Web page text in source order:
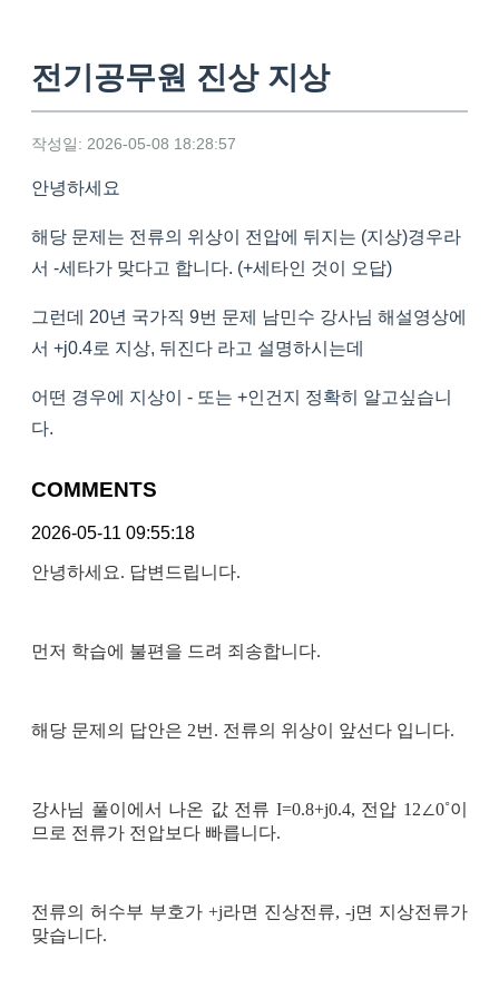
전기공무원 진상 지상
작성일: 2026-05-08 18:28:57
안녕하세요
해당 문제는 전류의 위상이 전압에 뒤지는 (지상)경우라
서 -세타가 맞다고 합니다. (+세타인 것이 오답)
그런데 20년 국가직 9번 문제 남민수 강사님 해설영상에
서 +j0.4로 지상, 뒤진다 라고 설명하시는데
어떤 경우에 지상이 - 또는 +인건지 정확히 알고싶습니
다.
COMMENTS
2026-05-11 09:55:18
안녕하세요. 답변드립니다.
먼저 학습에 불편을 드려 죄송합니다.
해당 문제의 답안은 2번. 전류의 위상이 앞선다 입니다.
강사님 풀이에서 나온 값 전류 I=0.8+j0.4, 전압 12∠0˚이
므로 전류가 전압보다 빠릅니다.
전류의 허수부 부호가 +j라면 진상전류, -j면 지상전류가
맞습니다.